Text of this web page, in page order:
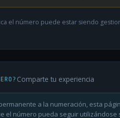
el número puede estar siendo
Comparte tu experiencia
a la numeración, esta
el número pueda seguir